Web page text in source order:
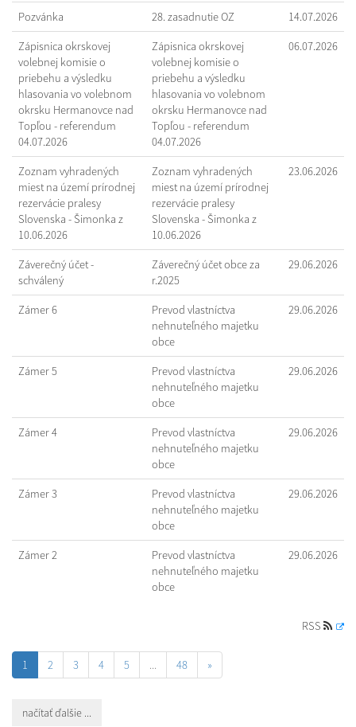
Pozvánka 28. zasadnutie OZ 14.07.2026
Zápisnica okrskovej
volebnej komisie o
priebehu a výsledku
hlasovania vo volebnom
okrsku Hermanovce nad
Topľou - referendum
04.07.2026
Zápisnica okrskovej
volebnej komisie o
priebehu a výsledku
hlasovania vo volebnom
okrsku Hermanovce nad
Topľou - referendum
04.07.2026
06.07.2026
Zoznam vyhradených
miest na území prírodnej
rezervácie pralesy
Slovenska - Šimonka z
10.06.2026
Zoznam vyhradených
miest na území prírodnej
rezervácie pralesy
Slovenska - Šimonka z
10.06.2026
23.06.2026
Záverečný účet -
schválený
Záverečný účet obce za
r.2025
29.06.2026
Zámer 6
Prevod vlastníctva
nehnuteľného majetku
obce
29.06.2026
Zámer 5
Prevod vlastníctva
nehnuteľného majetku
obce
29.06.2026
Zámer 4
Prevod vlastníctva
nehnuteľného majetku
obce
29.06.2026
Zámer 3
Prevod vlastníctva
nehnuteľného majetku
obce
29.06.2026
Zámer 2
Prevod vlastníctva
nehnuteľného majetku
obce
29.06.2026
RSS
1 2 3 4 5 ... 48 »
načítať ďalšie ...